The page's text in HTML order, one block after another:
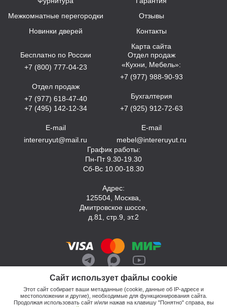
Сайт использует файлы cookie
Этот сайт собирает ваши метаданные (cookie, данные об IP-адресе и
местоположении и другие), необходимые для функционирования сайта.
Продолжая использовать сайт и/или нажав на клавишу "Понятно" справа, вы
Межкомнатные перегородки
Новинки дверей
Отзывы
Контакты
Карта сайта
Бесплатно по России
+7 (800) 777-04-23
Отдел продаж
+7 (977) 618-47-40
+7 (495) 142-12-34
E-mail
intereruyut@mail.ru
Отдел продаж
«Кухни, Мебель»:
+7 (977) 988-90-93
Бухгалтерия
+7 (925) 912-72-63
E-mail
mebel@intereruyut.ru
График работы:
Пн-Пт 9.30-19.30
Сб-Вс 10.00-18.30
Адрес:
125504, Москва,
Дмитровское шоссе,
д.81, стр.9, эт.2